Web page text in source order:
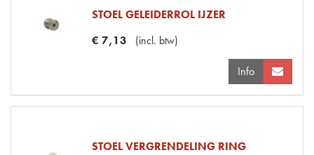
STOEL GELEIDERROL IJZER
€ 7,13 (incl. btw)
Info
STOEL VERGRENDELING RING